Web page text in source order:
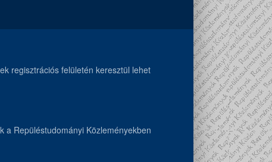
regisztrációs felületén keresztül lehet
a Repüléstudományi Közleményekben